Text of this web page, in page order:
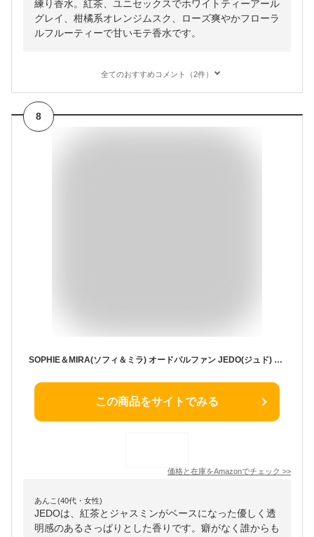
練り香水。紅茶、ユニセックスでホワイトティーアール
グレイ、柑橘系オレンジムスク、ローズ爽やかフローラ
ルフルーティーで甘いモテ香水です。
全てのおすすめコメント（2件）
8
SOPHIE＆MIRA(ソフィ＆ミラ) オードパルファン JEDO(ジュド) ホワイトティーの香り 香水 50ml レディース メンズ ユニセックス
この商品をサイトでみる
価格と在庫をAmazonでチェック >>
あんこ(40代・女性)
JEDOは、紅茶とジャスミンがベースになった優しく透
明感のあるさっぱりとした香りです。癖がなく誰からも